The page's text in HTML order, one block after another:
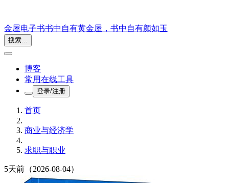
金屋电子书书中自有黄金屋，书中自有颜如玉
搜索...
博客
常用在线工具
登录/注册
首页
商业与经济学
求职与职业
5天前 （2026-08-04）